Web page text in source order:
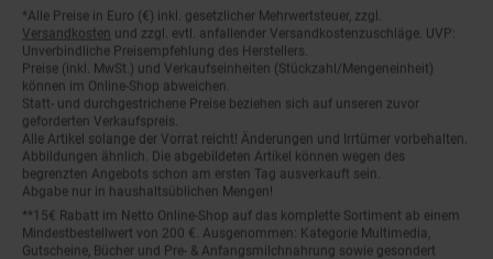
Fußnoten
*Alle Preise in Euro (€) inkl. gesetzlicher Mehrwertsteuer, zzgl.
Versandkosten
und zzgl. evtl. anfallender Versandkostenzuschläge. UVP:
Unverbindliche Preisempfehlung des Herstellers.
Preise (inkl. MwSt.) und Verkaufseinheiten (Stückzahl/Mengeneinheit)
können im Online-Shop abweichen.
Statt- und durchgestrichene Preise beziehen sich auf unseren zuvor
geforderten Verkaufspreis.
Alle Artikel solange der Vorrat reicht! Änderungen und Irrtümer vorbehalten.
Abbildungen ähnlich. Die abgebildeten Artikel können wegen des
begrenzten Angebots schon am ersten Tag ausverkauft sein.
Abgabe nur in haushaltsüblichen Mengen!
**15€ Rabatt im Netto Online-Shop auf das komplette Sortiment ab einem
Mindestbestellwert von 200 €. Ausgenommen: Kategorie Multimedia,
Gutscheine, Bücher und Pre- & Anfangsmilchnahrung sowie gesondert